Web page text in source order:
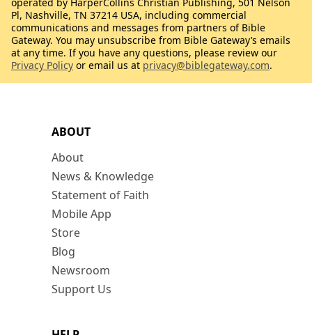
ABOUT
About
News & Knowledge
Statement of Faith
Mobile App
Store
Blog
Newsroom
Support Us
Pl, Nashville, TN 37214 USA, including commercial
communications and messages from partners of Bible
Gateway. You may unsubscribe from Bible Gateway’s emails
at any time. If you have any questions, please review our
Privacy Policy or email us at privacy@biblegateway.com.